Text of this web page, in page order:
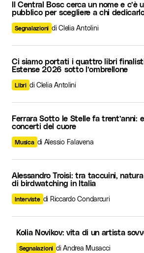
Il Central Bosc cerca un nome e c’è
pubblico per scegliere a chi
Segnalazioni di Clelia Antolini
Ci siamo portati i quattro libri
Estense 2026 sotto l’ombrellone
Libri di Clelia Antolini
Ferrara Sotto le Stelle fa trent’anni:
concerti del cuore
Musica di Alessio Falavena
Alessandro Troisi: tra taccuini,
di birdwatching in Italia
Interviste di Riccardo Condarcuri
Kolia Novikov: vita di un artista
Segnalazioni di Andrea Musacci